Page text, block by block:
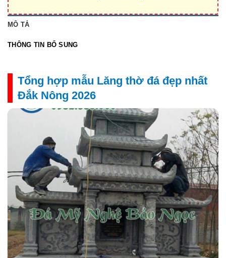
MÔ TẢ
THÔNG TIN BỔ SUNG
Tổng hợp mẫu Lăng thờ đá đẹp nhất
Đắk Nông 2026